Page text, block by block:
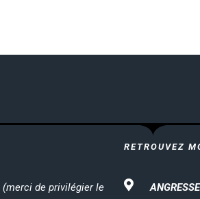
(merci de privilégier le
RETROUVEZ
ANGRESSE